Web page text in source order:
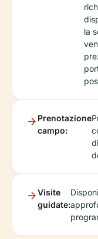
la
Prenotazione
campo:
Visite
guidate: